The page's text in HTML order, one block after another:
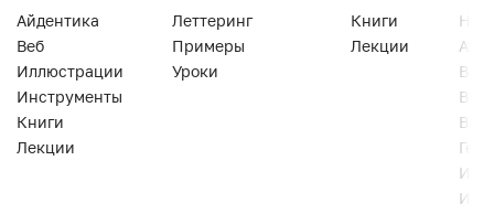
Айдентика
Веб
Иллюстрации
Инструменты
Книги
Лекции
Леттеринг
Примеры
Уроки
Книги
Лекции
Веб